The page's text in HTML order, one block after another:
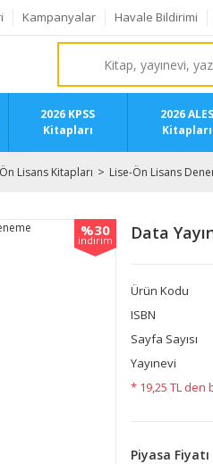
Kampanyalar Havale Bildirimi
2026 KPSS
Kitapları
2026 ALES
Kitapları
Lisans Kitapları Lise-Ön Lisans
%30
indirim Data
Ürün Kodu
ISBN
Sayfa Sayısı
Yayınevi
* 19,25 TL den
Piyasa Fiyatı